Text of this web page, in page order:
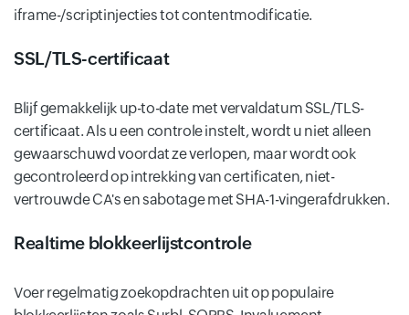
iframe-/scriptinjecties tot contentmodificatie.
SSL/TLS-certificaat
Blijf gemakkelijk up-to-date met vervaldatum SSL/TLS-
certificaat. Als u een controle instelt, wordt u niet alleen
gewaarschuwd voordat ze verlopen, maar wordt ook
gecontroleerd op intrekking van certificaten, niet-
vertrouwde CA's en sabotage met SHA-1-vingerafdrukken.
Realtime blokkeerlijstcontrole
Voer regelmatig zoekopdrachten uit op populaire